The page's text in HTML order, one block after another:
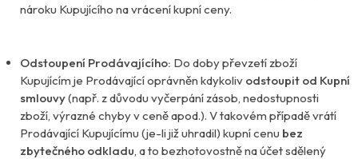
nároku Kupujícího na vrácení kupní ceny.
Odstoupení Prodávajícího: Do doby převzetí zboží
Kupujícím je Prodávající oprávněn kdykoliv odstoupit od Kupní
smlouvy(např. z důvodu vyčerpání zásob, nedostupnosti
zboží, výrazné chyby v ceně apod.). V takovém případě vrátí
Prodávající Kupujícímu (je-li již uhradil) kupní cenu bez
zbytečného odkladu, a to bezhotovostně na účet sdělený